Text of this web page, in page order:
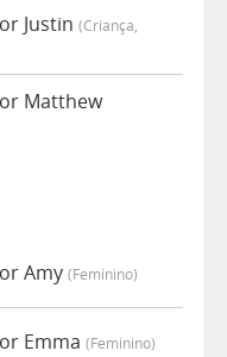
Justin (criança,
Matthew
Amy (feminino)
Emma (feminino)